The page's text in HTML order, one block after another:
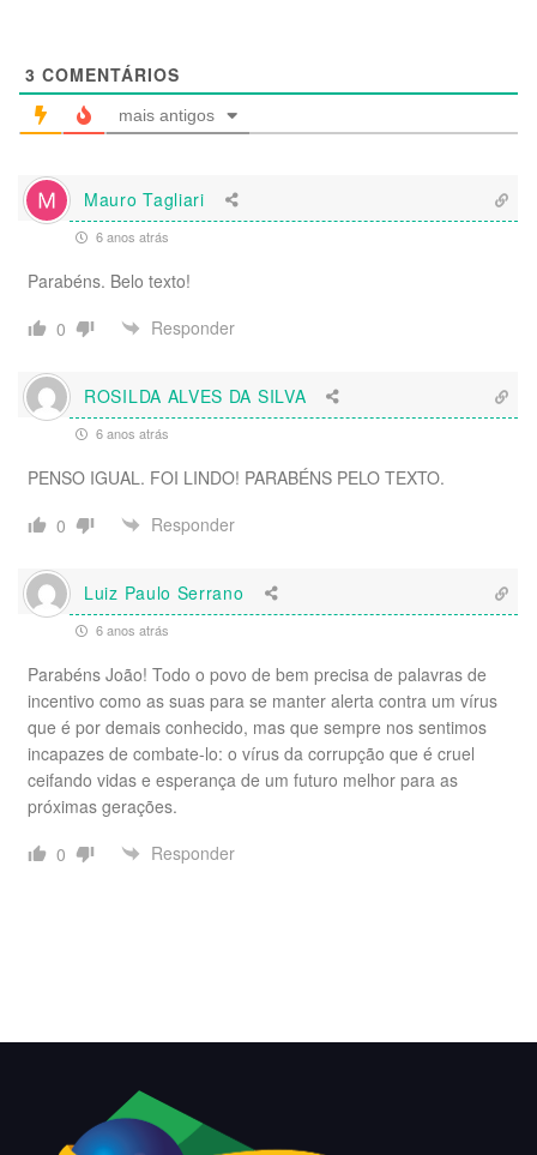
3 COMENTÁRIOS
mais antigos
Mauro Tagliari
6 anos atrás
Parabéns. Belo texto!
0
Responder
ROSILDA ALVES DA SILVA
6 anos atrás
PENSO IGUAL. FOI LINDO! PARABÉNS PELO TEXTO.
0
Responder
Luiz Paulo Serrano
6 anos atrás
Parabéns João! Todo o povo de bem precisa de palavras de
incentivo como as suas para se manter alerta contra um vírus
que é por demais conhecido, mas que sempre nos sentimos
incapazes de combate-lo: o vírus da corrupção que é cruel
ceifando vidas e esperança de um futuro melhor para as
próximas gerações.
0
Responder